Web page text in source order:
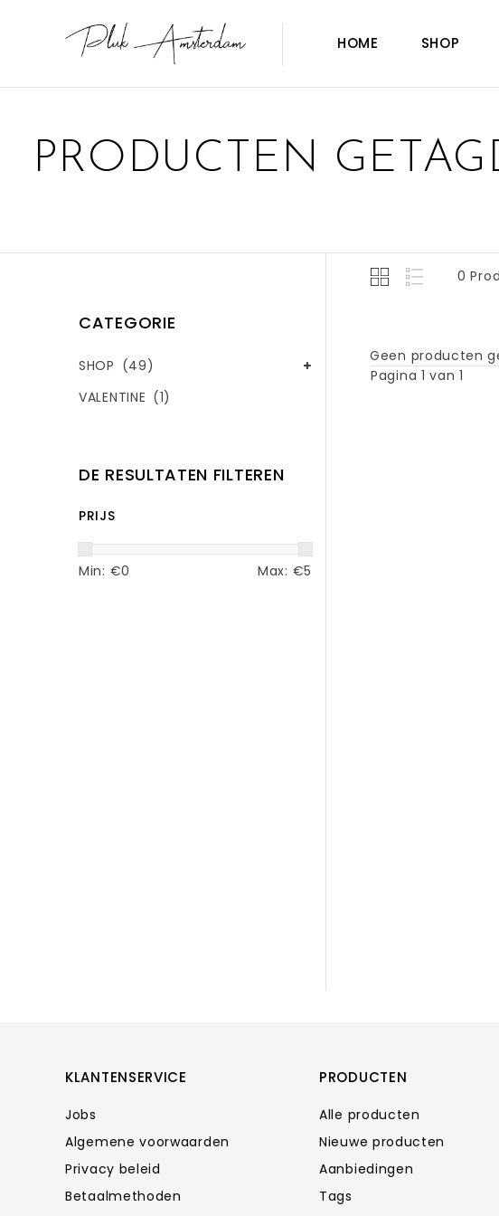
HOME SHOP
PRODUCTEN
CATEGORIE
SHOP (49)
VALENTINE (1)
DE RESULTATEN FILTEREN
PRIJS
Min: €0 Max: €5
0
Geen producten
Pagina 1 van 1
KLANTENSERVICE
Jobs
Algemene voorwaarden
Privacy beleid
Betaalmethoden
PRODUCTEN
Alle producten
Nieuwe producten
Aanbiedingen
Tags